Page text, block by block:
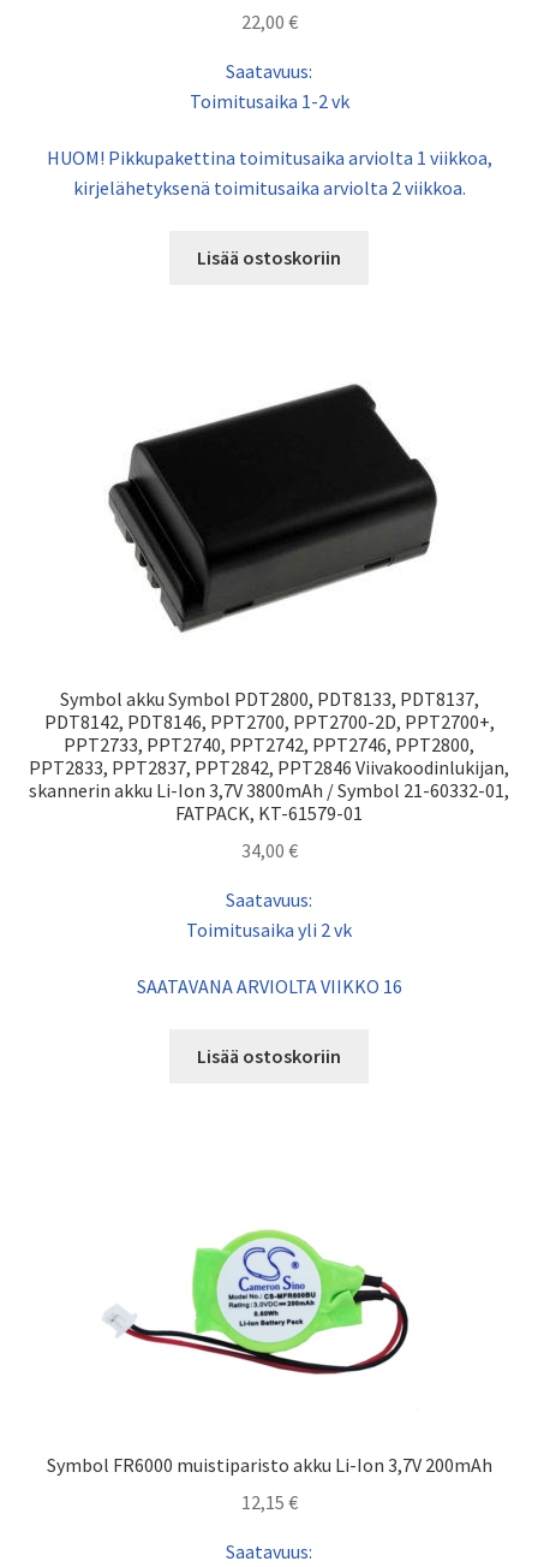
22,00 €
Saatavuus:
Toimitusaika 1-2 vk
HUOM! Pikkupakettina toimitusaika arviolta 1 viikkoa,
kirjelähetyksenä toimitusaika arviolta 2 viikkoa.
Lisää ostoskoriin
Symbol akku Symbol PDT2800, PDT8133, PDT8137,
PDT8142, PDT8146, PPT2700, PPT2700-2D, PPT2700+,
PPT2733, PPT2740, PPT2742, PPT2746, PPT2800,
PPT2833, PPT2837, PPT2842, PPT2846 Viivakoodinlukijan,
skannerin akku Li-Ion 3,7V 3800mAh / Symbol 21-60332-01,
FATPACK, KT-61579-01
34,00 €
Saatavuus:
Toimitusaika yli 2 vk
SAATAVANA ARVIOLTA VIIKKO 16
Lisää ostoskoriin
Symbol FR6000 muistiparisto akku Li-Ion 3,7V 200mAh
12,15 €
Saatavuus: